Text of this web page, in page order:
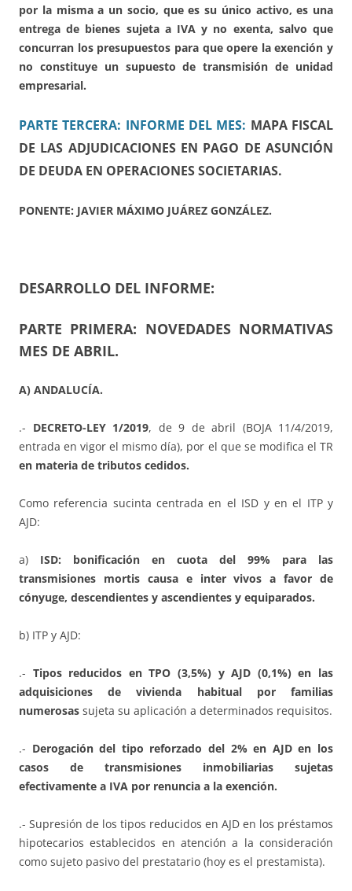
por la misma a un socio, que es su único activo, es una
entrega de bienes sujeta a IVA y no exenta, salvo que
concurran los presupuestos para que opere la exención y
no constituye un supuesto de transmisión de unidad
empresarial.
PARTE TERCERA: INFORME DEL MES: MAPA FISCAL
DE LAS ADJUDICACIONES EN PAGO DE ASUNCIÓN
DE DEUDA EN OPERACIONES SOCIETARIAS.
PONENTE: JAVIER MÁXIMO JUÁREZ GONZÁLEZ.
DESARROLLO DEL INFORME:
PARTE PRIMERA: NOVEDADES NORMATIVAS
MES DE ABRIL.
A) ANDALUCÍA.
.- DECRETO-LEY 1/2019, de 9 de abril (BOJA 11/4/2019,
entrada en vigor el mismo día), por el que se modifica el TR
en materia de tributos cedidos.
Como referencia sucinta centrada en el ISD y en el ITP y
AJD:
a) ISD: bonificación en cuota del 99% para las
transmisiones mortis causa e inter vivos a favor de
cónyuge, descendientes y ascendientes y equiparados.
b) ITP y AJD:
.- Tipos reducidos en TPO (3,5%) y AJD (0,1%) en las
adquisiciones de vivienda habitual por familias
numerosas sujeta su aplicación a determinados requisitos.
.- Derogación del tipo reforzado del 2% en AJD en los
casos de transmisiones inmobiliarias sujetas
efectivamente a IVA por renuncia a la exención.
.- Supresión de los tipos reducidos en AJD en los préstamos
hipotecarios establecidos en atención a la consideración
como sujeto pasivo del prestatario (hoy es el prestamista).